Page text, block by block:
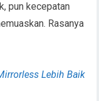
pun kecepatan
Rasanya
Lebih Baik